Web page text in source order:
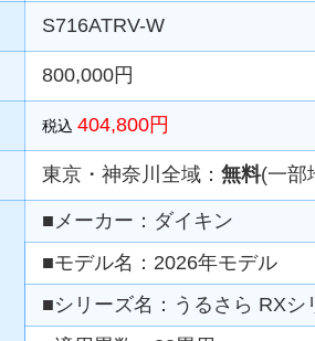
S716ATRV-W
800,000円
税込 404,800円
東京・神奈川全域： 無料(一部
■メーカー：ダイキン
■モデル名：2026年モデル
■シリーズ名：うるさら RXシ